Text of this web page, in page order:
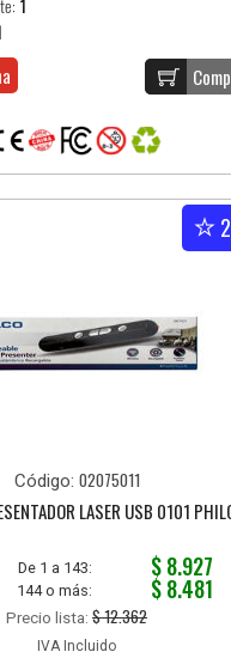
1
Código: 02075011
LASER USB 0101
De 1 a 143: $ 8.927
144 o más: $ 8.481
Precio lista: $ 12.362
IVA Incluido